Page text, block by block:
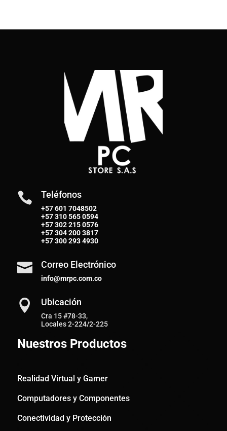
 Teléfonos
+57 601 7048502
+57310 565 0594
+57302 215 0576
+57304 200 3817
+57300 293 4930
 Correo Electrónico
info@mrpc.com.co
 Ubicación
Cra 15 #78-33,
Locales 2-224/2-225
Nuestros Productos
Realidad Virtual y Gamer
Computadores y Componentes
Conectividad y Protección